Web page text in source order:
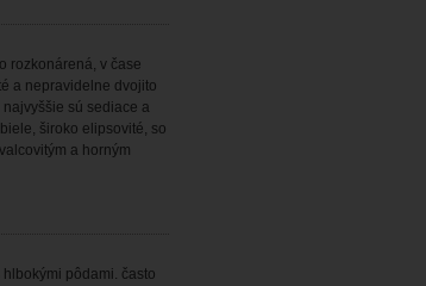
rozkonárená, v čase
a nepravidelne dvojito
sú sediace a
široko elipsovité, so
a horným
pôdami. často